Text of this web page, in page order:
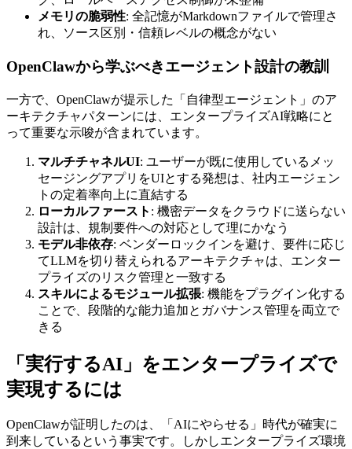
メモリの脆弱性: 全記憶がMarkdownファイルで管理さ
れ、ソース区別・信頼レベルの概念がない
OpenClawから学ぶべきエージェント設計の教訓
一方で、OpenClawが提示した「自律型エージェント」のア
ーキテクチャパターンには、エンタープライズAI戦略にと
って重要な示唆が含まれています。
マルチチャネルUI: ユーザーが既に使用しているメッ
セージングアプリをUIとする発想は、社内エージェン
トの定着率向上に直結する
ローカルファースト : 機密データをクラウドに送らない
設計は、規制要件への対応として理にかなう
モデル非依存: ベンダーロックインを避け、要件に応じ
てLLMを切り替えられるアーキテクチャは、エンター
プライズのリスク管理と一致する
スキルによるモジュール拡張: 機能をプラグイン化する
ことで、段階的な能力追加とガバナンス管理を両立で
きる
「実行するAI」をエンタープライズで
実現するには
OpenClawが証明したのは、「AIにやらせる」時代が確実に
到来しているという事実です。しかしエンタープライズ環境